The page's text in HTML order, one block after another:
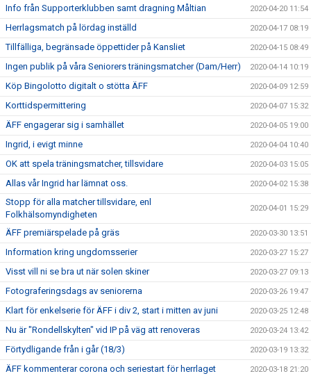
Info från Supporterklubben samt dragning Måltian 2020-04-20 11:54
Herrlagsmatch på lördag inställd 2020-04-17 08:19
Tillfälliga, begränsade öppettider på Kansliet 2020-04-15 08:49
Ingen publik på våra Seniorers träningsmatcher (Dam/Herr) 2020-04-14 10:19
Köp Bingolotto digitalt o stötta ÄFF 2020-04-09 12:59
Korttidspermittering 2020-04-07 15:32
ÄFF engagerar sig i samhället 2020-04-05 19:00
Ingrid, i evigt minne 2020-04-04 10:40
OK att spela träningsmatcher, tillsvidare 2020-04-03 15:05
Allas vår Ingrid har lämnat oss. 2020-04-02 15:38
Stopp för alla matcher tillsvidare, enl
Folkhälsomyndigheten
2020-04-01 15:29
ÄFF premiärspelade på gräs 2020-03-30 13:51
Information kring ungdomsserier 2020-03-27 15:27
Visst vill ni se bra ut när solen skiner 2020-03-27 09:13
Fotograferingsdags av seniorerna 2020-03-26 19:47
Klart för enkelserie för ÄFF i div 2, start i mitten av juni 2020-03-25 12:48
Nu är "Rondellskylten" vid IP på väg att renoveras 2020-03-24 13:42
Förtydligande från i går (18/3) 2020-03-19 13:32
ÄFF kommenterar corona och seriestart för herrlaget 2020-03-18 21:20